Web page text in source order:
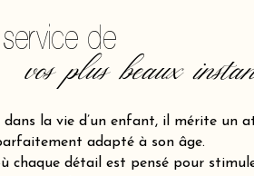
de
vos plus beaux
la vie d’un enfant, il mérite un
adapté à son âge.
chaque détail est pensé pour